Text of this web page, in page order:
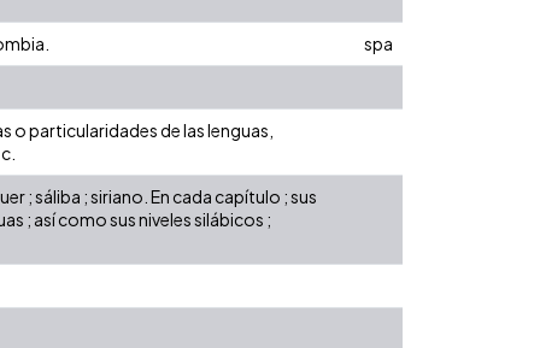
spa
o particularidades de las lenguas,
; sáliba ; siriano. En cada capítulo ; sus
; así como sus niveles silábicos ;